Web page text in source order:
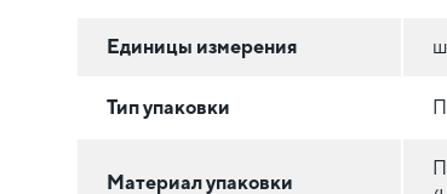
Единицы измерения
Тип упаковки
Материал упаковки